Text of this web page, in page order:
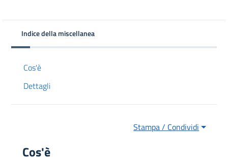
Indice della miscellanea
Cos'è
Dettagli
Stampa / Condividi
Cos'è